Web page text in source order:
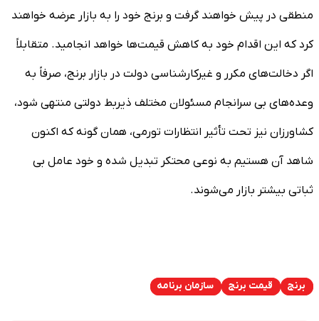
منطقی در پیش خواهند گرفت و برنج خود را به بازار عرضه خواهند
کرد که این اقدام خود به کاهش قیمت‌ها خواهد انجامید. متقابلاً
اگر دخالت‌های مکرر و غیرکارشناسی دولت در بازار برنج، صرفاً به
وعده‌های بی سرانجام مسئولان مختلف ذیربط دولتی منتهی شود،
کشاورزان نیز تحت تأثیر انتظارات تورمی، همان گونه که اکنون
شاهد آن هستیم به نوعی محتکر تبدیل شده و خود عامل بی
ثباتی بیشتر بازار می‌شوند.
برنج قیمت برنج سازمان برنامه